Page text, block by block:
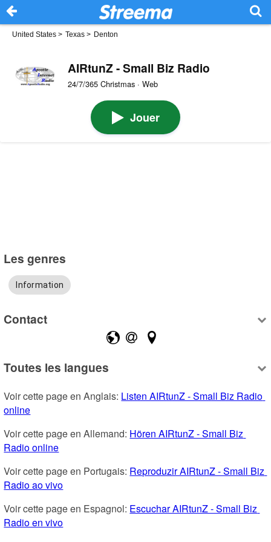
United States > Texas > Denton
AIRtunZ - Small Biz Radio
24/7/365 Christmas · Web
Jouer
Les genres
Information
Contact
Toutes les langues
Voir cette page en Anglais: Listen AIRtunZ - Small Biz Radio
online
Voir cette page en Allemand: Hören AIRtunZ - Small Biz
Radio online
Voir cette page en Portugais: Reproduzir AIRtunZ - Small Biz
Radio ao vivo
Voir cette page en Espagnol: Escuchar AIRtunZ - Small Biz
Radio en vivo